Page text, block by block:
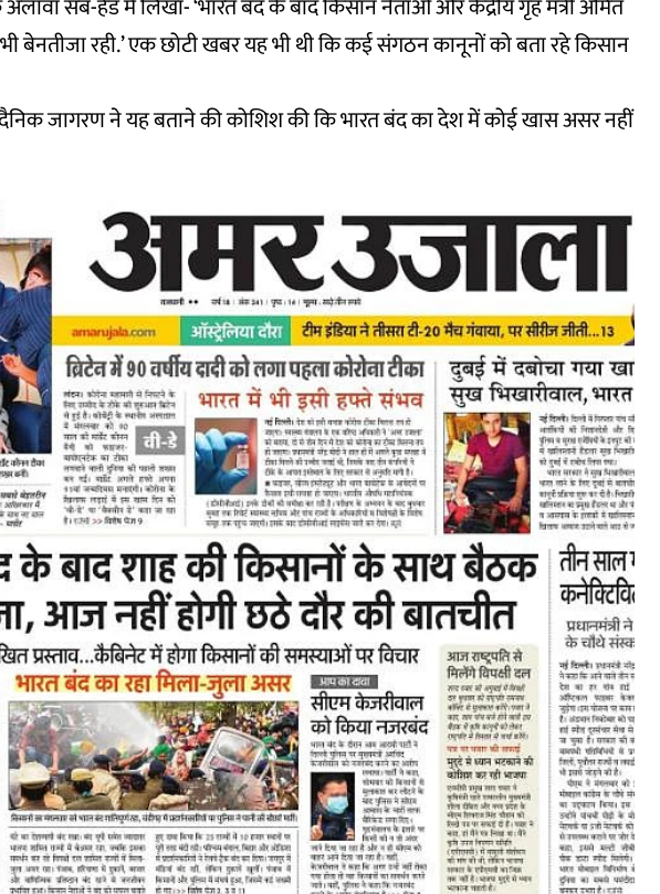
सब-हेड में लिखा- ‘भारत बंद के बाद किसान नेताओं और केंद्रीय गृह मंत्री अमित
बेनतीजा रही.’ एक छोटी खबर यह भी थी कि कई संगठन कानूनों को बता रहे किसान
जागरण ने यह बताने की कोशिश की कि भारत बंद का देश में कोई खास असर नहीं